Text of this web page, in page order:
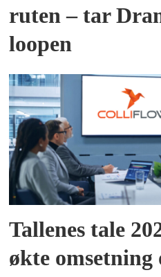
ruten – tar
loopen
Tallenes tale
økte omsetning